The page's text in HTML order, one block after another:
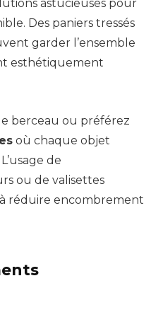
astucieuses pour
Des paniers tressés
garder l’ensemble
esthétiquement
berceau ou préférez
où chaque objet
de
ou de valisettes
réduire encombrement